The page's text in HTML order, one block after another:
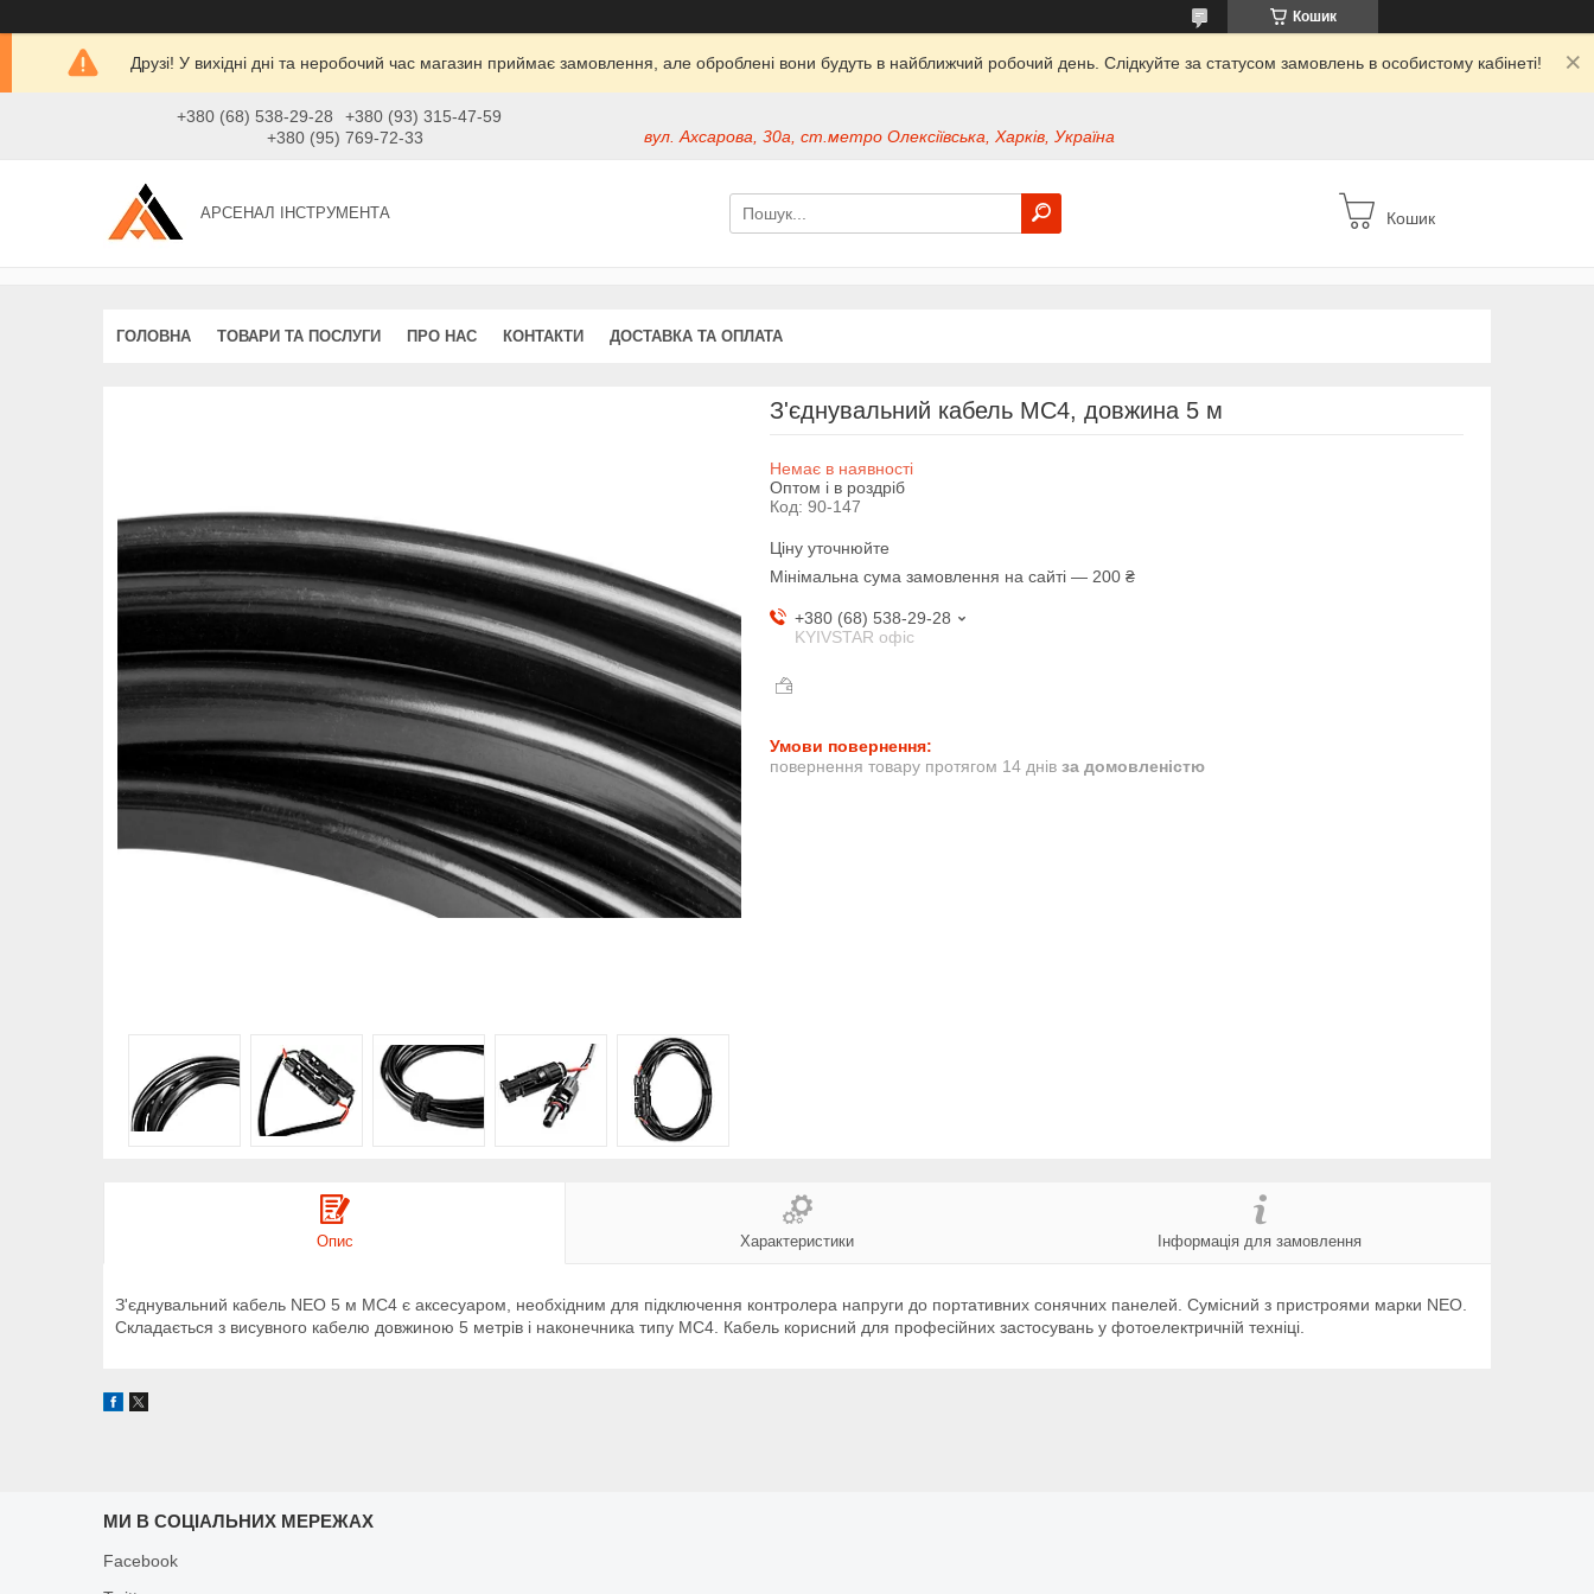
Кошик
Друзі! У вихідні дні та неробочий час магазин приймає замовлення, але оброблені вони будуть в найближчий робочий день. Слідкуйте за статусом замовлень в особистому кабінеті!
+380 (68) 538-29-28
+380 (93) 315-47-59
+380 (95) 769-72-33
вул. Ахсарова, 30а, ст.метро Олексіївська, Харків, Україна
АРСЕНАЛ ІНСТРУМЕНТА Кошик
ГОЛОВНА ТОВАРИ ТА ПОСЛУГИ ПРО НАС КОНТАКТИ ДОСТАВКА ТА ОПЛАТА
З'єднувальний кабель MC4, довжина 5 м
Немає в наявності
Оптом і в роздріб
Код: 90-147
Ціну уточнюйте
Мінімальна сума замовлення на сайті — 200 ₴
+380 (68) 538-29-28
KYIVSTAR офіс
повернення товару протягом 14 днів за домовленістю
Опис Характеристики Інформація для замовлення
З'єднувальний кабель NEO 5 м MC4 є аксесуаром, необхідним для підключення контролера напруги до портативних сонячних панелей. Сумісний з пристроями марки NEO.
Складається з висувного кабелю довжиною 5 метрів і наконечника типу MC4. Кабель корисний для професійних застосувань у фотоелектричній техніці.
МИ В СОЦІАЛЬНИХ МЕРЕЖАХ
Facebook